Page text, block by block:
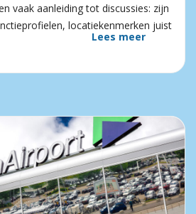
vaak aanleiding tot discussies: zijn
locatiekenmerken juist
Lees meer